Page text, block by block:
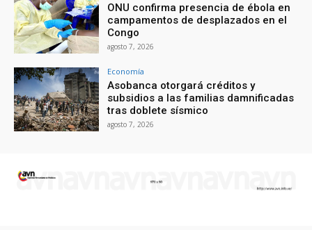
ONU confirma presencia de ébola en
campamentos de desplazados en el
Congo
agosto 7, 2026
Economía
Asobanca otorgará créditos y
subsidios a las familias damnificadas
tras doblete sísmico
agosto 7, 2026